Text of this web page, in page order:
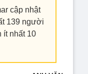
cập nhật
139 người
ít nhất 10